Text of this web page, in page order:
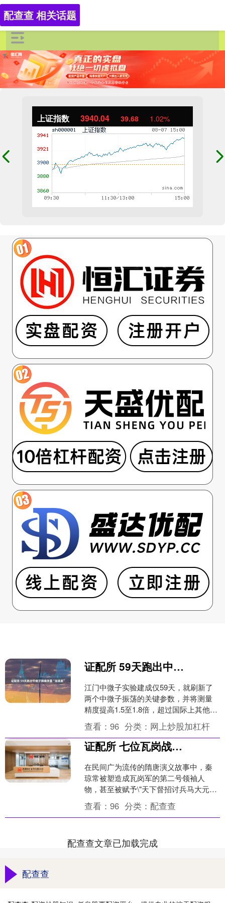
上证指数 3940.04 39.68 1.02%
配查查 相关话题
证配所 59天跑出中微子精确测量“加速度”
江门中微子实验建成仅59天，就刷新了
两个中微子振荡的关键参数，并将测量
精度提高1.5至1.8倍，超过国际上其他实
验几十年的积累，这不是运气而是建制
化科研的力量。....
查看：96 分类： 网上炒股加杠杆
证配所 七位瓦岗战友被斩秦琼都没救：三次是来不及救，三次是真不想救，一次是不知道
在民间广为流传的隋唐演义故事中，秦
琼常被塑造成瓦岗军的第二号领袖人
物，甚至被赋予\"天下督招讨兵马大元帅
\"的显赫头衔。然而，当我们仔细研读
《旧唐书》《新唐书》....
查看：96 分类：配查查
配查查文章已加载完成
配查查